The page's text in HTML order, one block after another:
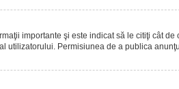
importante şi este indicat să le citiţi cât
utilizatorului. Permisiunea de a publica